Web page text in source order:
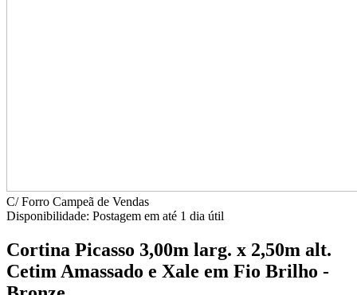
C/ Forro Campeã de Vendas
Disponibilidade: Postagem em até 1 dia útil
Cortina Picasso 3,00m larg. x 2,50m alt.
Cetim Amassado e Xale em Fio Brilho -